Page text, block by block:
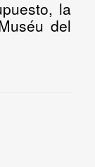
la
del